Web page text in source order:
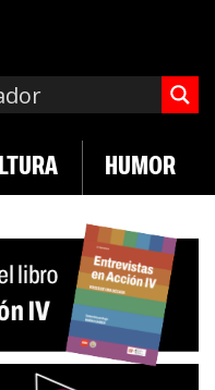
HUMOR
| Denuncias